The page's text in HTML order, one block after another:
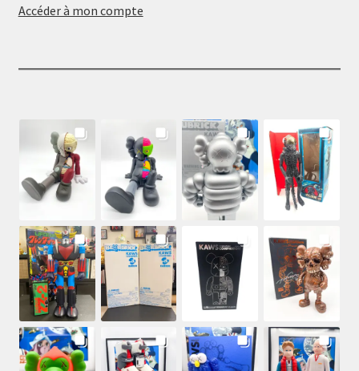
Accéder à mon compte